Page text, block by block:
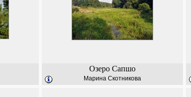
Озеро Сапшо
Марина Скотникова